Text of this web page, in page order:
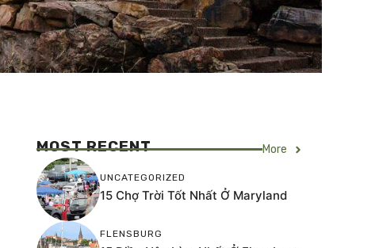
MOST RECENT More
UNCATEGORIZED
15 Chợ Trời Tốt Nhất Ở Maryland
FLENSBURG